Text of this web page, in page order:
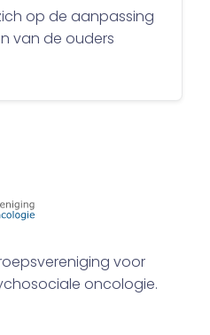
op de aanpassing
van de ouders
voor
oncologie.